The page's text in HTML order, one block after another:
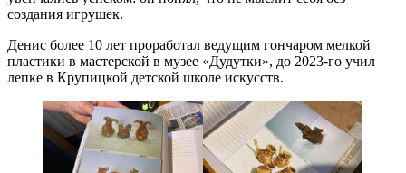
создания игрушек.
Денис более 10 лет проработал ведущим гончаром мелкой
пластики в мастерской в музее «Дудутки», до 2023-го учил
лепке в Крупицкой детской школе искусств.